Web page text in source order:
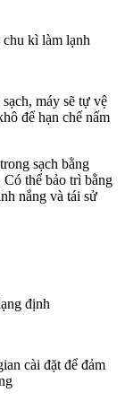
chu kì làm lạnh
máy sẽ tự vệ
để hạn chế nấm
sạch bằng
thể bảo trì bằng
nắng và tái sử
định
cài đặt để đảm